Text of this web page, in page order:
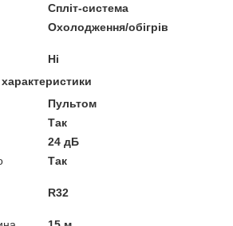
Спліт-система
Охолодження/обігрів
Ні
характеристики
Пультом
Так
24 дБ
Так
R32